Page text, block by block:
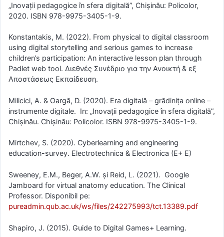
„Inovații pedagogice în sfera digitală”, Chişinău: Policolor,
2020. ISBN 978-9975-3405-1-9.
Konstantakis, M. (2022). From physical to digital classroom
using digital storytelling and serious games to increase
children’s participation: An interactive lesson plan through
Padlet web tool. Διεθνές Συνέδριο για την Ανοικτή & εξ
Αποστάσεως Εκπαίδευση.
Milicici, A. & Oargă, D. (2020). Era digitală – grădinița online –
instrumente digitale. In: „Inovații pedagogice în sfera digitală”,
Chişinău. Chişinău: Policolor. ISBN 978-9975-3405-1-9.
Mirtchev, S. (2020). Cyberlearning and engineering
education-survey. Electrotechnica & Electronica (E+ E)
Sweeney, E.M., Beger, A.W. și Reid, L. (2021). Google
Jamboard for virtual anatomy education. The Clinical
Professor. Disponibil pe:
pureadmin.qub.ac.uk/ws/files/242275993/tct.13389.pdf
Shapiro, J. (2015). Guide to Digital Games+ Learning.